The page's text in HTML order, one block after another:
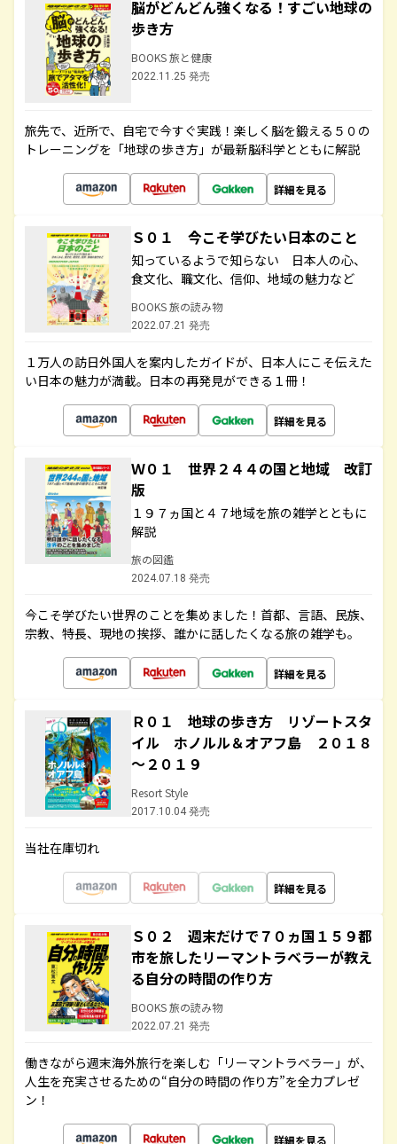
脳がどんどん強くなる！すごい地球の
歩き方
BOOKS 旅と健康
2022.11.25 発売
旅先で、近所で、自宅で今すぐ実践！楽しく脳を鍛える５０の
トレーニングを「地球の歩き方」が最新脳科学とともに解説
詳細を見る
Ｓ０１ 今こそ学びたい日本のこと
知っているようで知らない 日本人の心、
食文化、職文化、信仰、地域の魅力など
BOOKS 旅の読み物
2022.07.21 発売
１万人の訪日外国人を案内したガイドが、日本人にこそ伝えた
い日本の魅力が満載。日本の再発見ができる１冊！
詳細を見る
Ｗ０１ 世界２４４の国と地域 改訂
版
１９７ヵ国と４７地域を旅の雑学とともに
解説
旅の図鑑
2024.07.18 発売
今こそ学びたい世界のことを集めました！首都、言語、民族、
宗教、特長、現地の挨拶、誰かに話したくなる旅の雑学も。
詳細を見る
Ｒ０１ 地球の歩き方 リゾートスタ
イル ホノルル＆オアフ島 ２０１８
～２０１９
Resort Style
2017.10.04 発売
当社在庫切れ
詳細を見る
Ｓ０２ 週末だけで７０ヵ国１５９都
市を旅したリーマントラベラーが教え
る自分の時間の作り方
BOOKS 旅の読み物
2022.07.21 発売
働きながら週末海外旅行を楽しむ「リーマントラベラー」が、
人生を充実させるための“自分の時間の作り方”を全力プレゼ
ン！
詳細を見る